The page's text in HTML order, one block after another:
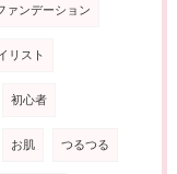
ァンデーション
リスト
初心者
お肌 つるつる